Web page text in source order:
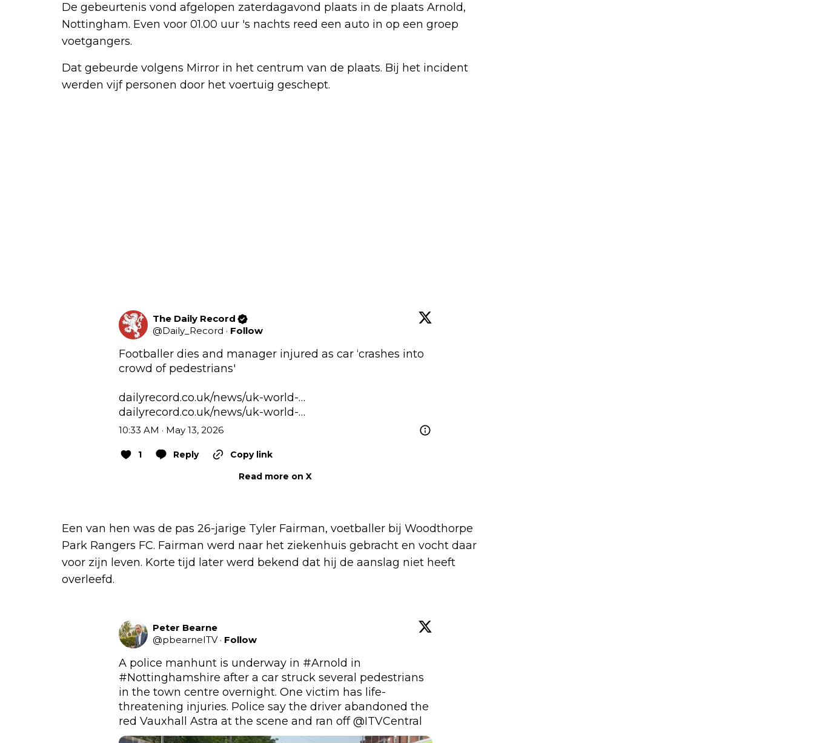
De gebeurtenis vond afgelopen zaterdagavond plaats in de plaats Arnold,
Nottingham. Even voor 01.00 uur 's nachts reed een auto in op een groep
voetgangers.
Dat gebeurde volgens Mirror in het centrum van de plaats. Bij het incident
werden vijf personen door het voertuig geschept.
The Daily Record
@Daily_Record · Follow
Footballer dies and manager injured as car ‘crashes into
crowd of pedestrians'
dailyrecord.co.uk/news/uk-world-…
dailyrecord.co.uk/news/uk-world-…
10:33 AM · May 13, 2026
1 Reply
Copy link
Read more on X
Een van hen was de pas 26-jarige Tyler Fairman, voetballer bij Woodthorpe
Park Rangers FC. Fairman werd naar het ziekenhuis gebracht en vocht daar
voor zijn leven. Korte tijd later werd bekend dat hij de aanslag niet heeft
overleefd.
Peter Bearne
@pbearneITV · Follow
A police manhunt is underway in #Arnold
#Nottinghamshire after a car struck several pedestrians
in the town centre overnight. One victim has life-
threatening injuries. Police say the driver abandoned the
red Vauxhall Astra at the scene and ran off @ITVCentral